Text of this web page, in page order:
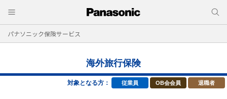
パナソニック保険サービス
海外旅行保険
対象となる方： 従業員 OB会会員 退職者